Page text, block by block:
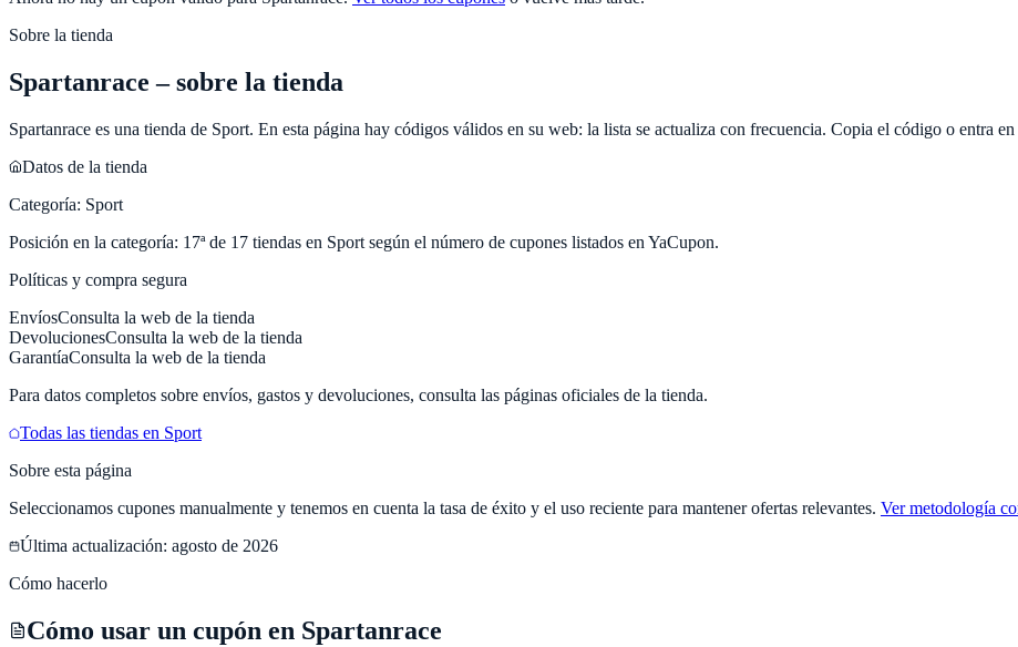
Sobre la tienda
Spartanrace – sobre la tienda
Spartanrace es una tienda de Sport. En esta página hay códigos válidos en su web: la lista se actualiza con frecuencia. Copia el código o entra
Datos de la tienda
Categoría: Sport
Posición en la categoría: 17ª de 17 tiendas en Sport según el número de cupones listados en YaCupon.
Políticas y compra segura
EnvíosConsulta la web de la tienda
DevolucionesConsulta la web de la tienda
GarantíaConsulta la web de la tienda
Para datos completos sobre envíos, gastos y devoluciones, consulta las páginas oficiales de la tienda.
Todas las tiendas en Sport
Sobre esta página
Seleccionamos cupones manualmente y tenemos en cuenta la tasa de éxito y el uso reciente para mantener ofertas relevantes. Ver metodología
Última actualización: agosto de 2026
Cómo hacerlo
Cómo usar un cupón en Spartanrace